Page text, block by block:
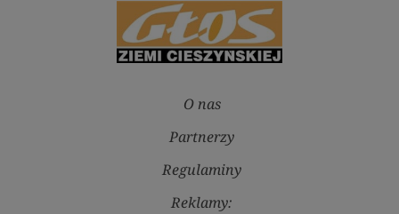
O nas
Partnerzy
Regulaminy
Reklamy: